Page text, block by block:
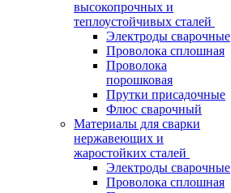
высокопрочных и
теплоустойчивых сталей
Электроды сварочные
Проволока сплошная
Проволока
порошковая
Прутки присадочные
Флюс сварочный
Материалы для сварки
нержавеющих и
жаростойких сталей
Электроды сварочные
Проволока сплошная